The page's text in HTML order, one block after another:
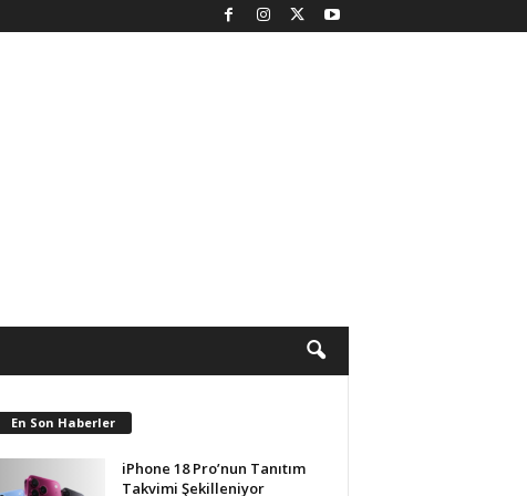
En Son Haberler
iPhone 18 Pro’nun Tanıtım
Takvimi Şekilleniyor